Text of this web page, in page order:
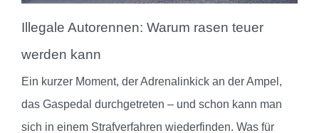
Illegale Autorennen: Warum rasen teuer
werden kann
Ein kurzer Moment, der Adrenalinkick an der Ampel,
das Gaspedal durchgetreten – und schon kann man
sich in einem Strafverfahren wiederfinden. Was für